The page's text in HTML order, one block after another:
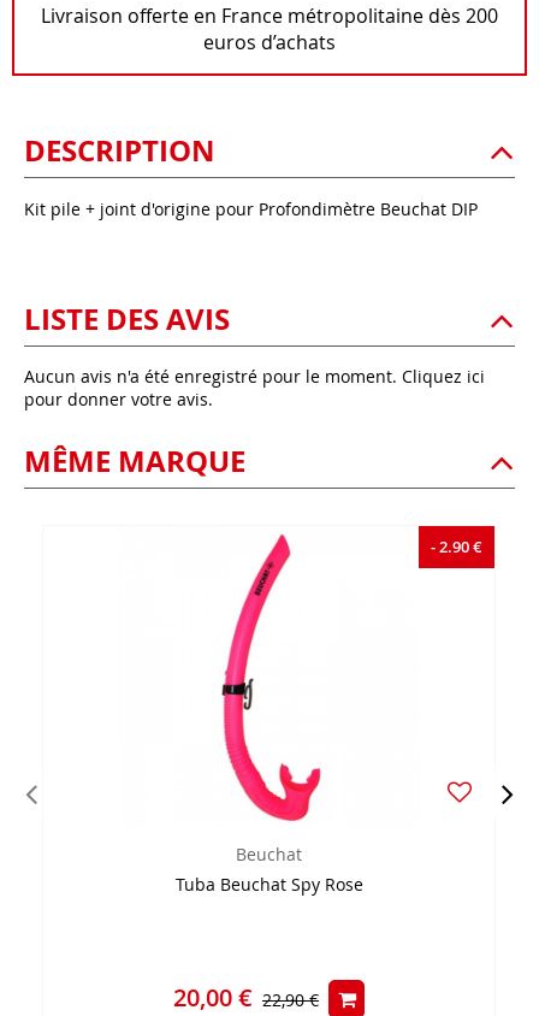
Livraison offerte en France métropolitaine dès 200
euros d’achats
DESCRIPTION
Kit pile + joint d'origine pour Profondimètre Beuchat DIP
LISTE DES AVIS
Aucun avis n'a été enregistré pour le moment. Cliquez ici
pour donner votre avis.
MÊME MARQUE
- 2.90 €
Beuchat
Tuba Beuchat Spy Rose
20,00 € 22,90 €